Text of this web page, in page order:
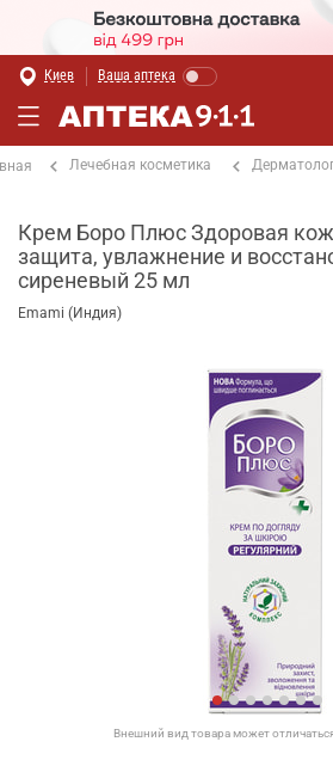
Киев Ваша аптека
Лечебная косметика
Крем Боро Плюс Здоровая
защита, увлажнение и
сиреневый 25 мл
Emami (Индия)
Внешний вид товара может